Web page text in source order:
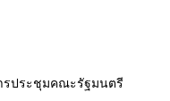
รประชุมคณะรัฐมนตรี